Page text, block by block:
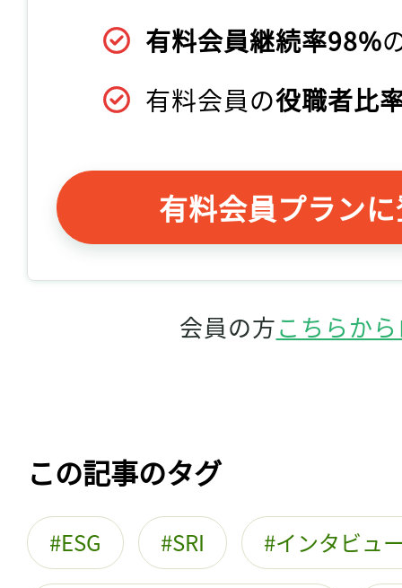
有料会員継続率98%
有料会員の役職者比
有料会員プラン
会員の方こちらか
この記事のタグ
ESG SRI インタビュ
記事をお気に入りに
ログインが必
ログイン